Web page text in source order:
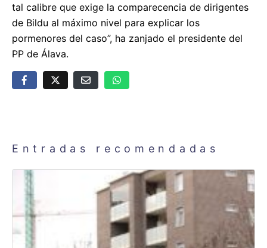
tal calibre que exige la comparecencia de dirigentes
de Bildu al máximo nivel para explicar los
pormenores del caso”, ha zanjado el presidente del
PP de Álava.
Entradas recomendadas